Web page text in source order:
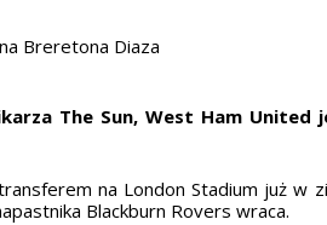
The Sun, West Ham
na London Stadium już
Blackburn Rovers wraca.